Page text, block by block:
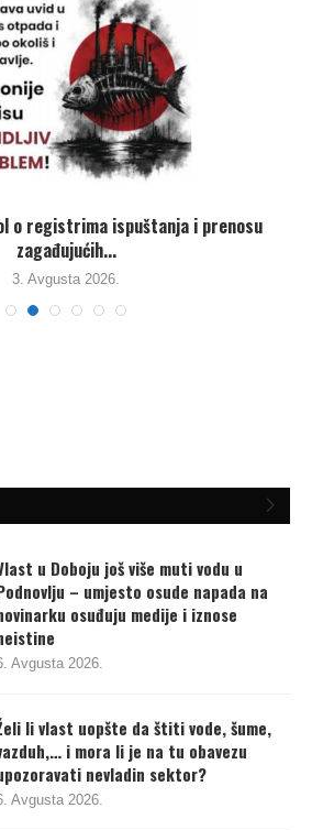
o registrima ispuštanja i prenosu
zagađujućih...
3. Avgusta 2026.
u Doboju još više muti vodu u
– umjesto osude napada na
osuđuju medije i iznose
Avgusta 2026.
li vlast uopšte da štiti vode, šume,
i mora li je na tu obavezu
nevladin sektor?
Avgusta 2026.